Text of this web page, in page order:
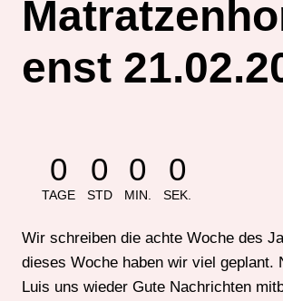
enst
0
TAGE
0
STD
0
MIN.
0
SEK.
Wir schreiben die achte Woche des
dieses Woche haben wir viel geplant.
Luis uns wieder Gute Nachrichten